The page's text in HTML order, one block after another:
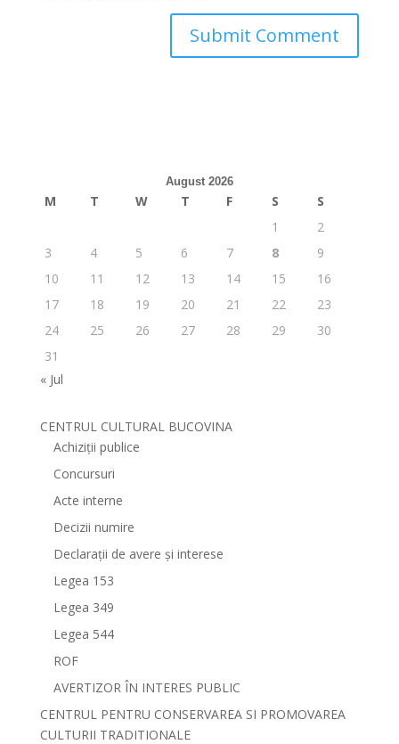
August 2026
M T W T F S
S
1
2
3
4 5 6 7 8
9
10
11 12 13 14 15
16
17
18 19 20 21 22
23
24
25 26 27 28 29
30
31
« Jul
CENTRUL CULTURAL BUCOVINA
Achiziții publice
Concursuri
Acte interne
Decizii numire
Declarații de avere și interese
Legea 153
Legea 349
Legea 544
ROF
AVERTIZOR ÎN INTERES PUBLIC
CENTRUL PENTRU CONSERVAREA SI PROMOVAREA
CULTURII TRADITIONALE